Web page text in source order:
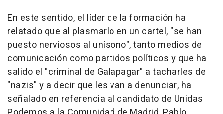
En este sentido, el líder de la formación ha
relatado que al plasmarlo en un cartel, "se han
puesto nerviosos al unísono", tanto medios de
comunicación como partidos políticos y que ha
salido el "criminal de Galapagar" a tacharles de
"nazis" y a decir que les van a denunciar, ha
señalado en referencia al candidato de Unidas